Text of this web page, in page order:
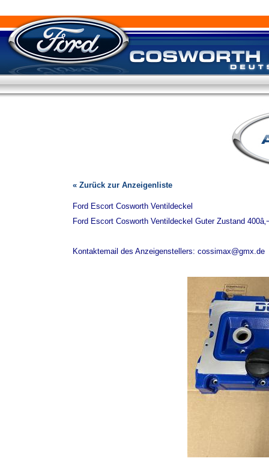
« Zurück zur Anzeigenliste
Ford Escort Cosworth Ventildeckel
Ford Escort Cosworth Ventildeckel Guter Zustand
Kontaktemail des Anzeigenstellers: cossimax@gmx.de